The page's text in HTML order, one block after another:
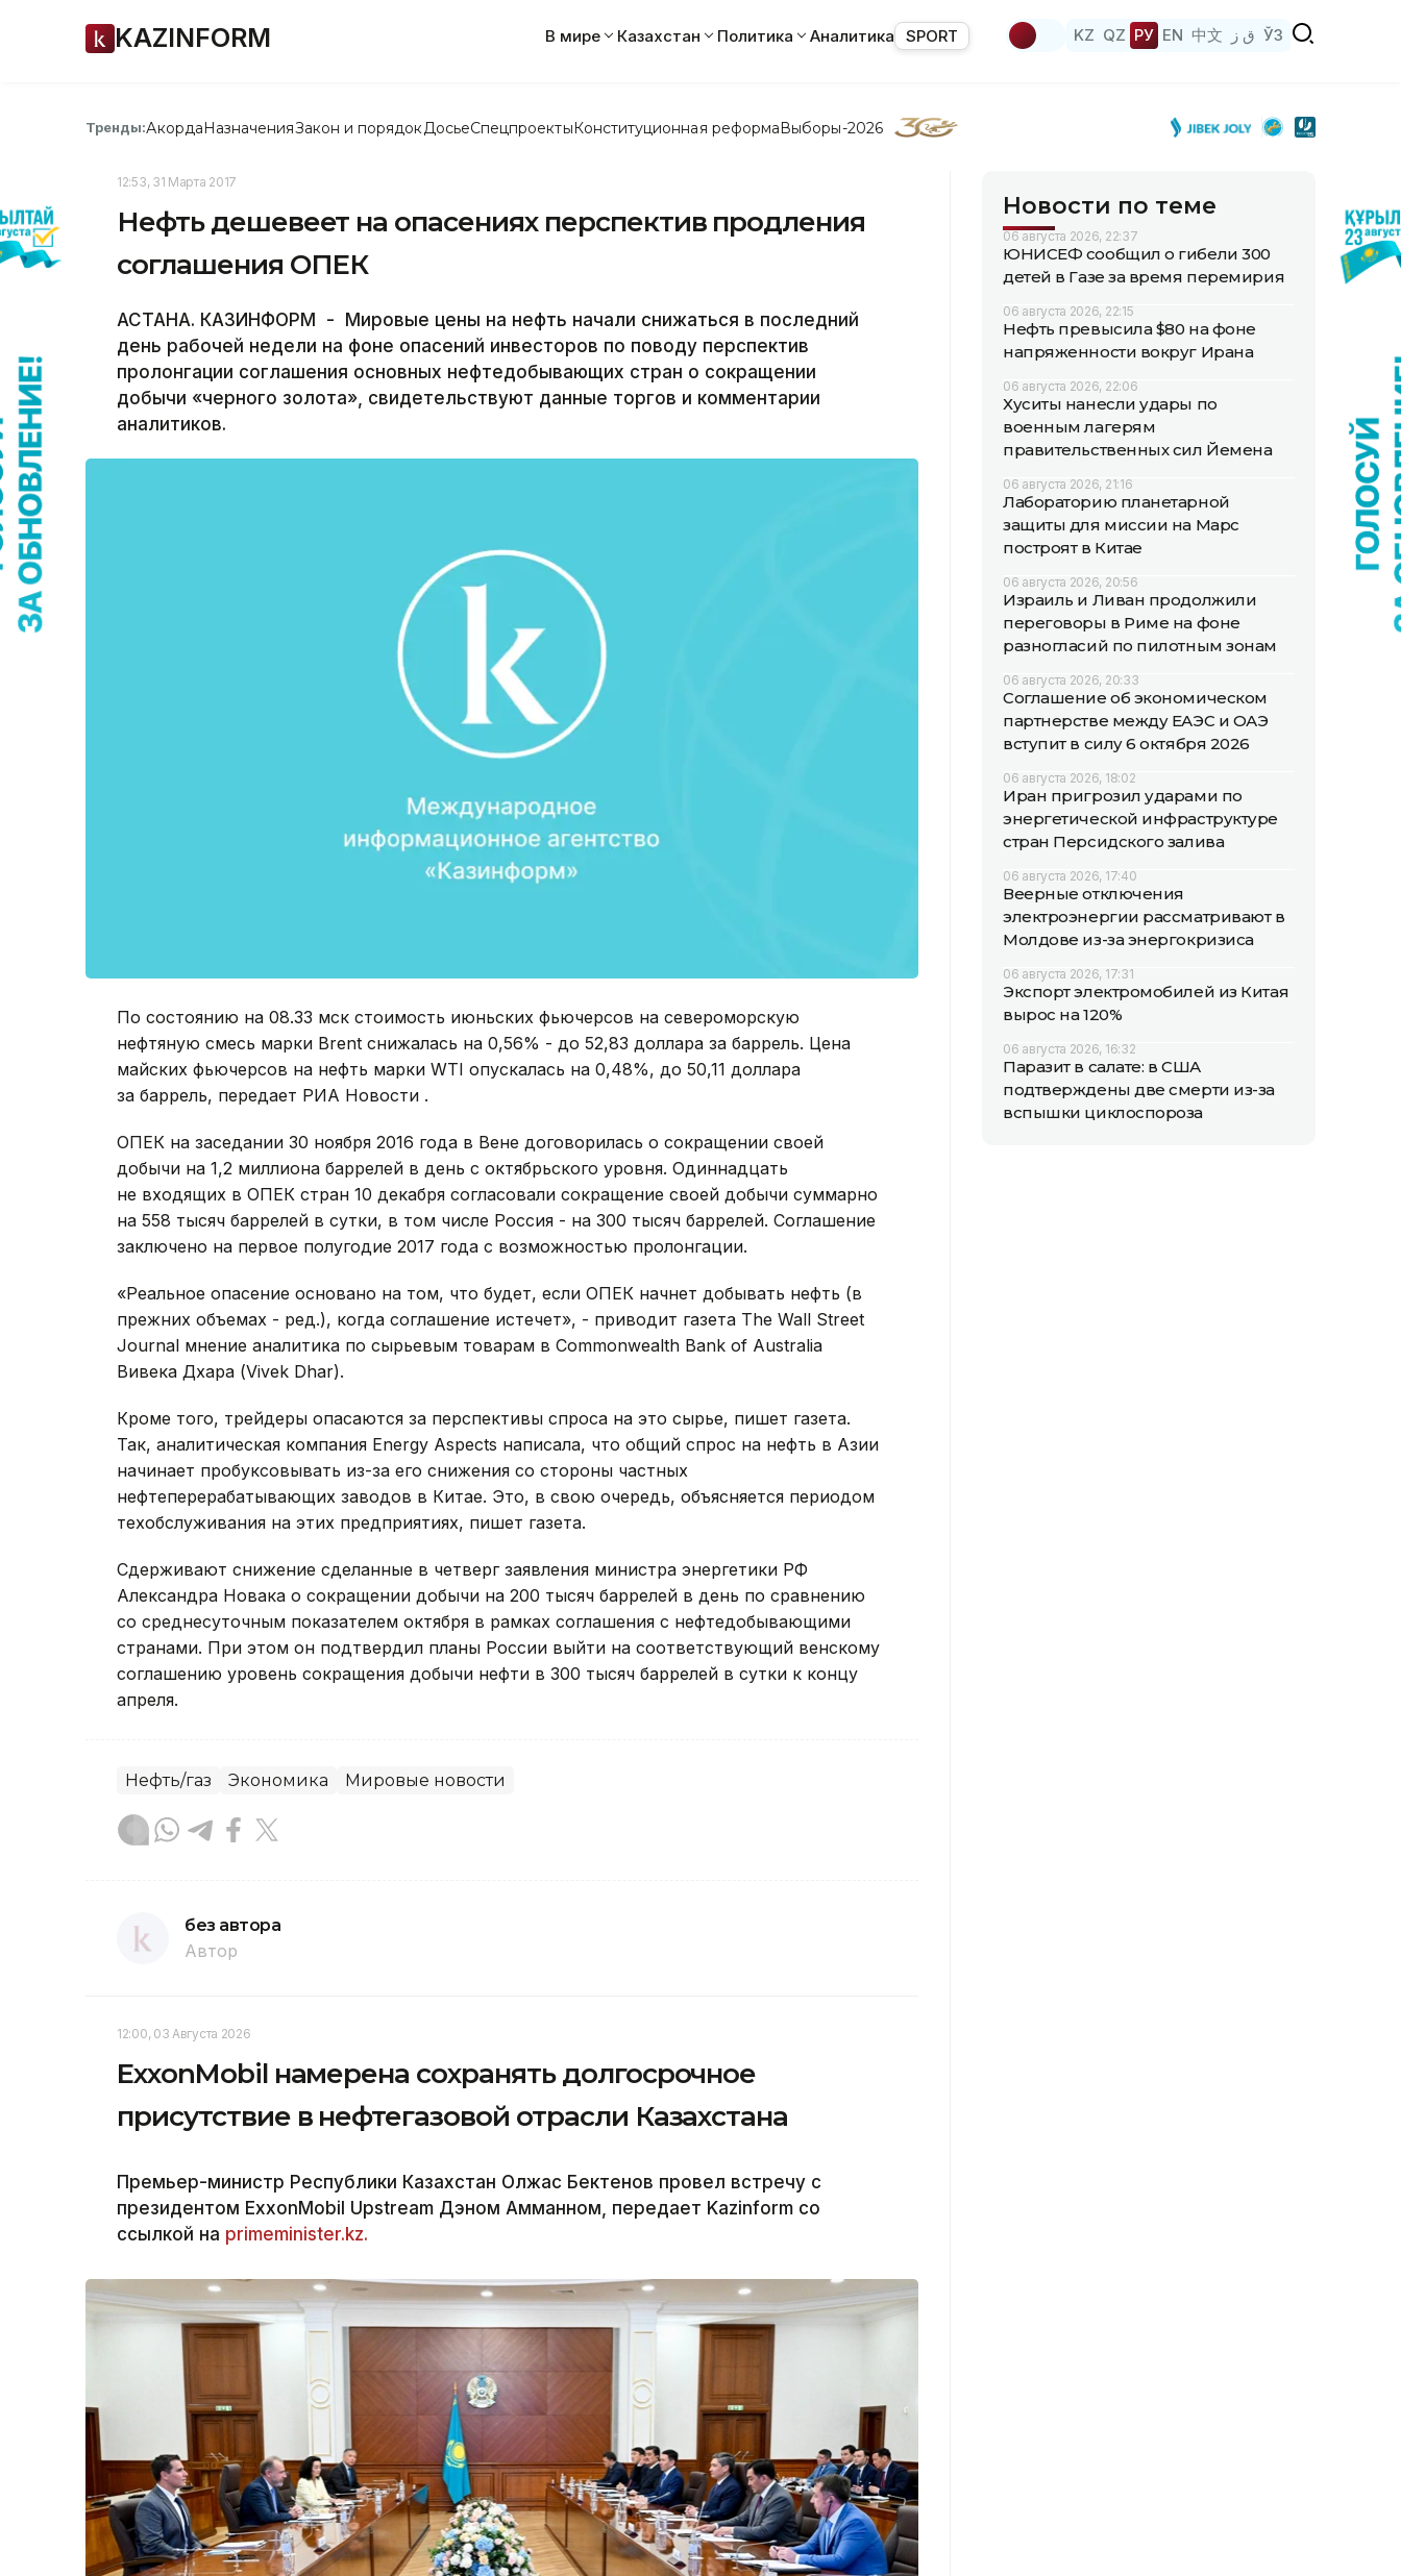
KAZINFORM В мире Казахстан Политика Аналитика SPORT KZ QZ РУ EN 中文 ق ز ЎЗ
Тренды:АкордаНазначенияЗакон и порядок ДосьеСпецпроектыКонституционная реформаВыборы-2026
12:53, 31 Марта 2017
Нефть дешевеет на опасениях перспектив продления
соглашения ОПЕК
АСТАНА. КАЗИНФОРМ - Мировые цены на нефть начали снижаться в последний
день рабочей недели на фоне опасений инвесторов по поводу перспектив
пролонгации соглашения основных нефтедобывающих стран о сокращении
добычи «черного золота», свидетельствуют данные торгов и комментарии
аналитиков.
По состоянию на 08.33 мск стоимость июньских фьючерсов на североморскую
нефтяную смесь марки Brent снижалась на 0,56% - до 52,83 доллара за баррель. Цена
майских фьючерсов на нефть марки WTI опускалась на 0,48%, до 50,11 доллара
за баррель, передает РИА Новости .
ОПЕК на заседании 30 ноября 2016 года в Вене договорилась о сокращении своей
добычи на 1,2 миллиона баррелей в день с октябрьского уровня. Одиннадцать
не входящих в ОПЕК стран 10 декабря согласовали сокращение своей добычи суммарно
на 558 тысяч баррелей в сутки, в том числе Россия - на 300 тысяч баррелей. Соглашение
заключено на первое полугодие 2017 года с возможностью пролонгации.
«Реальное опасение основано на том, что будет, если ОПЕК начнет добывать нефть (в
прежних объемах - ред.), когда соглашение истечет», - приводит газета The Wall Street
Journal мнение аналитика по сырьевым товарам в Commonwealth Bank of Australia
Вивека Дхара (Vivek Dhar).
Кроме того, трейдеры опасаются за перспективы спроса на это сырье, пишет газета.
Так, аналитическая компания Energy Aspects написала, что общий спрос на нефть в Азии
начинает пробуксовывать из-за его снижения со стороны частных
нефтеперерабатывающих заводов в Китае. Это, в свою очередь, объясняется периодом
техобслуживания на этих предприятиях, пишет газета.
Сдерживают снижение сделанные в четверг заявления министра энергетики РФ
Александра Новака о сокращении добычи на 200 тысяч баррелей в день по сравнению
со среднесуточным показателем октября в рамках соглашения с нефтедобывающими
странами. При этом он подтвердил планы России выйти на соответствующий венскому
соглашению уровень сокращения добычи нефти в 300 тысяч баррелей в сутки к концу
апреля.
Нефть/газ Экономика Мировые новости
без автора
Автор
12:00, 03 Августа 2026
ExxonMobil намерена сохранять долгосрочное
присутствие в нефтегазовой отрасли Казахстана
Премьер-министр Республики Казахстан Олжас Бектенов провел встречу с
президентом ExxonMobil Upstream Дэном Амманном, передает Kazinform со
ссылкой на primeminister.kz.
Новости по теме
06 августа 2026, 22:37
ЮНИСЕФ сообщил о гибели 300
детей в Газе за время перемирия
06 августа 2026, 22:15
Нефть превысила $80 на фоне
напряженности вокруг Ирана
06 августа 2026, 22:06
Хуситы нанесли удары по
военным лагерям
правительственных сил Йемена
06 августа 2026, 21:16
Лабораторию планетарной
защиты для миссии на Марс
построят в Китае
06 августа 2026, 20:56
Израиль и Ливан продолжили
переговоры в Риме на фоне
разногласий по пилотным зонам
06 августа 2026, 20:33
Соглашение об экономическом
партнерстве между ЕАЭС и ОАЭ
вступит в силу 6 октября 2026
06 августа 2026, 18:02
Иран пригрозил ударами по
энергетической инфраструктуре
стран Персидского залива
06 августа 2026, 17:40
Веерные отключения
электроэнергии рассматривают в
Молдове из-за энергокризиса
06 августа 2026, 17:31
Экспорт электромобилей из Китая
вырос на 120%
06 августа 2026, 16:32
Паразит в салате: в США
подтверждены две смерти из-за
вспышки циклоспороза